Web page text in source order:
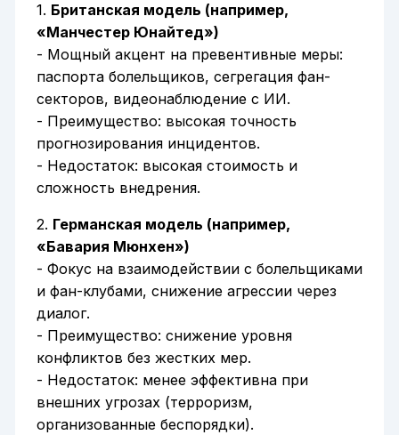
1. Британская модель (например,
«Манчестер Юнайтед»)
- Мощный акцент на превентивные меры:
паспорта болельщиков, сегрегация фан-
секторов, видеонаблюдение с ИИ.
- Преимущество: высокая точность
прогнозирования инцидентов.
- Недостаток: высокая стоимость и
сложность внедрения.
2. Германская модель (например,
«Бавария Мюнхен»)
- Фокус на взаимодействии с болельщиками
и фан-клубами, снижение агрессии через
диалог.
- Преимущество: снижение уровня
конфликтов без жестких мер.
- Недостаток: менее эффективна при
внешних угрозах (терроризм,
организованные беспорядки).